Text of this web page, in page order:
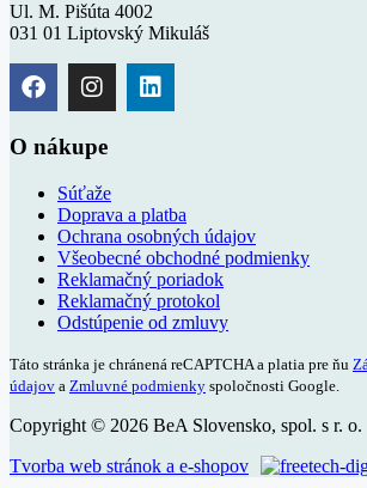
Ul. M. Pišúta 4002
031 01 Liptovský Mikuláš
O nákupe
Súťaže
Doprava a platba
Ochrana osobných údajov
Všeobecné obchodné podmienky
Reklamačný poriadok
Reklamačný protokol
Odstúpenie od zmluvy
Táto stránka je chránená reCAPTCHA a platia pre ňu
údajov a Zmluvné podmienky spoločnosti Google.
Copyright © 2026 BeA Slovensko, spol. s r. o.
Tvorba web stránok a e-shopov